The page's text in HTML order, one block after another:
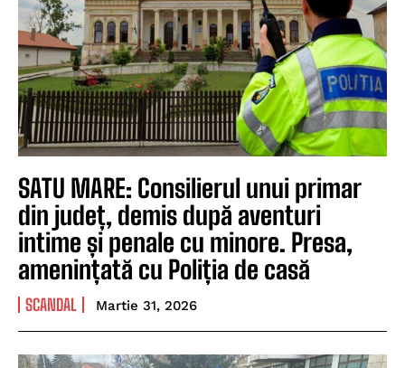
SATU MARE: Consilierul unui primar
din județ, demis după aventuri
intime și penale cu minore. Presa,
amenințată cu Poliția de casă
SCANDAL Martie 31, 2026